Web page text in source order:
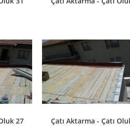
27 Çatı Aktarma - Çatı